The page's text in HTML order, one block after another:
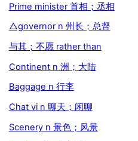
Prime minister 首相；丞相
△governor n 州长；总督
与其；不愿 rather than
Continent n 洲；大陆
Baggage n 行李
Chat vi n 聊天；闲聊
Scenery n 景色；风景